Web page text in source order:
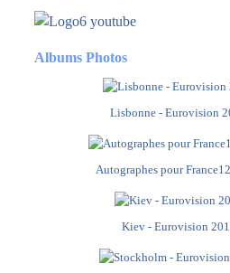
Albums Photos
Lisbonne - Eurovision
Autographes pour
Kiev - Eurovision